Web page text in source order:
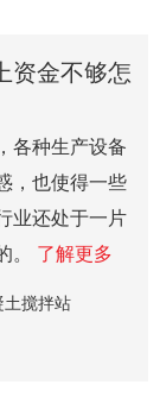
资金不够怎
各种生产设备
，也使得一些
业还处于一片
。 了解更多
土搅拌站